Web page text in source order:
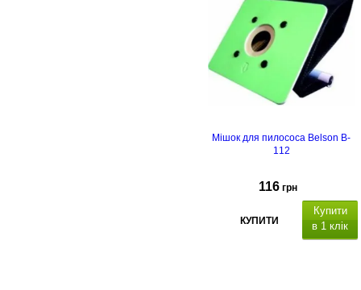
Мішок для пилососа Belson B-
112
116 грн
КУПИТИ
Купити
в 1 клік